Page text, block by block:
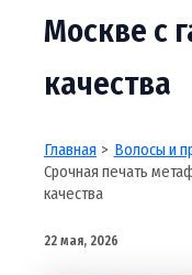
Москве с
качества
Главная
Волосы и
Срочная печать
качества
22 мая, 2026